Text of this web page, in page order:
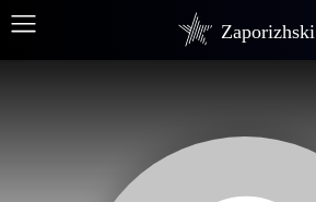
Zaporizhski